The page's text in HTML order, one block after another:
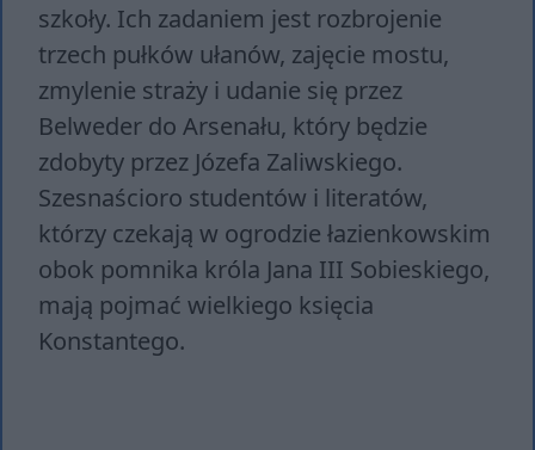
szkoły. Ich zadaniem jest rozbrojenie
trzech pułków ułanów, zajęcie mostu,
zmylenie straży i udanie się przez
Belweder do Arsenału, który będzie
zdobyty przez Józefa Zaliwskiego.
Szesnaścioro studentów i literatów,
którzy czekają w ogrodzie łazienkowskim
obok pomnika króla Jana III Sobieskiego,
mają pojmać wielkiego księcia
Konstantego.